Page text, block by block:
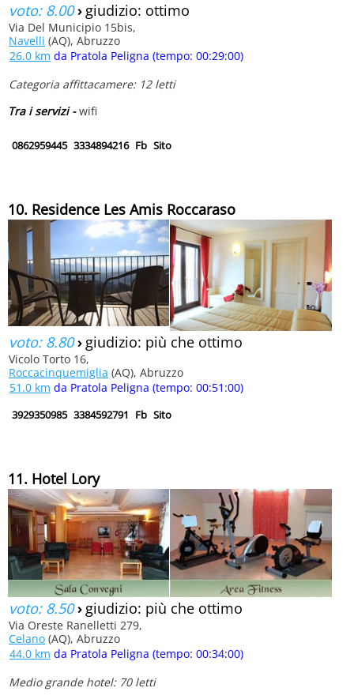
voto: 8.00› giudizio: ottimo
Via Del Municipio 15bis,
Navelli (AQ), Abruzzo
26.0 km da Pratola Peligna (tempo: 00:29:00)
Categoria affittacamere: 12 letti
Tra i servizi -wifi
0862959445 3334894216 Fb Sito
10. Residence Les Amis Roccaraso
voto: 8.80› giudizio: più che ottimo
Vicolo Torto 16,
Roccacinquemiglia (AQ), Abruzzo
51.0 km da Pratola Peligna (tempo: 00:51:00)
3929350985 3384592791 Fb Sito
11. Hotel Lory
voto: 8.50› giudizio: più che ottimo
Via Oreste Ranelletti 279,
Celano (AQ), Abruzzo
44.0 km da Pratola Peligna (tempo: 00:34:00)
Medio grande hotel: 70 letti